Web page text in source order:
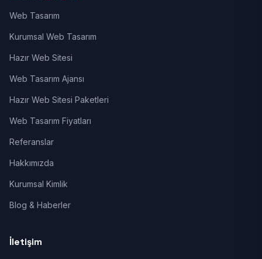
Web Tasarım
Kurumsal Web Tasarım
Hazır Web Sitesi
Web Tasarım Ajansı
Hazır Web Sitesi Paketleri
Web Tasarım Fiyatları
Referanslar
Hakkımızda
Kurumsal Kimlik
Blog & Haberler
İletişim